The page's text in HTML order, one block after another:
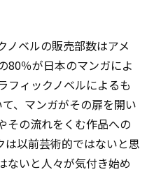
ノベルの販売部数はアメ
80％が日本のマンガによ
フィックノベルによるも
て、マンガがその扉を開い
その流れをくむ作品への
は以前芸術的ではないと思
ないと人々が気付き始め